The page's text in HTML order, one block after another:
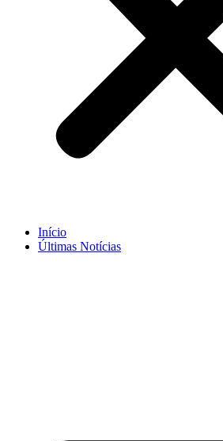
Início
Últimas Notícias